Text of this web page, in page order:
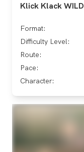
Klick Klack WILD
Format:
Difficulty Level:
Route:
Pace:
Character: